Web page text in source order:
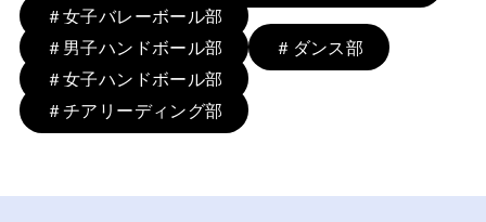
＃女子バレーボール部
＃男子ハンドボール部
＃ダンス部
＃女子ハンドボール部
＃チアリーディング部